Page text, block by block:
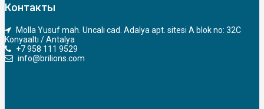
Контакты
Molla Yusuf mah. Uncalı cad. Adalya apt. sitesi A blok no: 32C
Konyaaltı / Antalya
+7 958 111 9529
info@brilions.com